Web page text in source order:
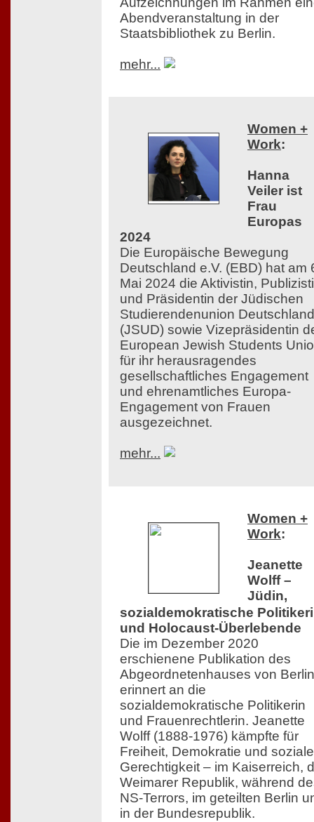
Abendveranstaltung in der
Staatsbibliothek zu Berlin.
mehr...
Women +
Work:
Hanna
Veiler ist
Frau
Europas
2024
Die Europäische Bewegung
Deutschland e.V. (EBD) hat am
Mai 2024 die Aktivistin,
und Präsidentin der Jüdischen
Studierendenunion
(JSUD) sowie Vizepräsidentin
European Jewish Students
für ihr herausragendes
gesellschaftliches Engagement
und ehrenamtliches Europa-
Engagement von Frauen
ausgezeichnet.
mehr...
Women +
Work:
Jeanette
Wolff –
Jüdin,
sozialdemokratische
und Holocaust-Überlebende
Die im Dezember 2020
erschienene Publikation des
Abgeordnetenhauses von Berlin
erinnert an die
sozialdemokratische Politikerin
und Frauenrechtlerin. Jeanette
Wolff (1888-1976) kämpfte für
Freiheit, Demokratie und soziale
Gerechtigkeit – im Kaiserreich,
Weimarer Republik, während
NS-Terrors, im geteilten Berlin
in der Bundesrepublik.